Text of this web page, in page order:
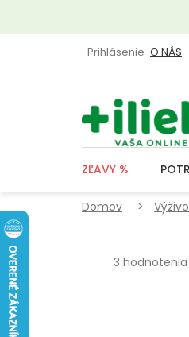
obsah
O NÁS
Prihlásenie
ZĽAVY %
Domov
Priemerné
3 hodnotenia